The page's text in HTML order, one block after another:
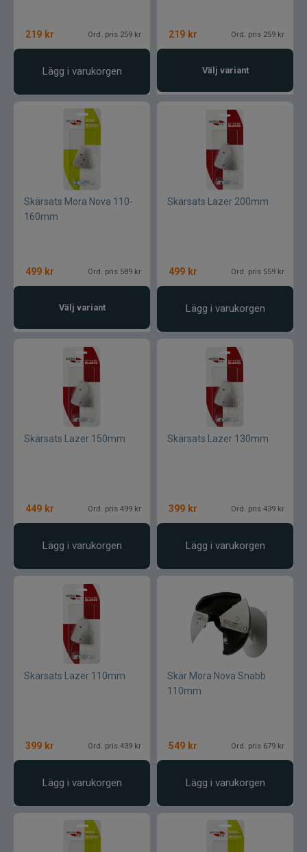
Bomber
Blue fox skeddrag
Berkley
Blue fox Vibrax
BFT
C&F Design
Cotton Cordell
Dometic
Eastfields Lures
Leech
219 kr Ord. pris 259 kr
Lägg i varukorgen
219 kr Ord. pris 259 kr
Välj variant
Skärsats Mora Nova 110-
160mm
499 kr Ord. pris 589 kr
Välj variant
Skärsats Lazer 200mm
499 kr Ord. pris 559 kr
Lägg i varukorgen
Skärsats Lazer 150mm
449 kr Ord. pris 499 kr
Lägg i varukorgen
Skärsats Lazer 130mm
399 kr Ord. pris 439 kr
Lägg i varukorgen
Skärsats Lazer 110mm
399 kr Ord. pris 439 kr
Lägg i varukorgen
Skär Mora Nova Snabb
110mm
549 kr Ord. pris 679 kr
Lägg i varukorgen